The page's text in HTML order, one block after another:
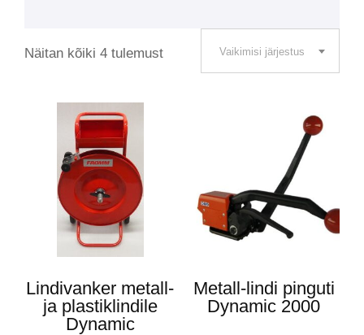
Näitan kõiki 4 tulemust Vaikimisi järjestus
Lindivanker metall-
ja plastiklindile
Dynamic
Metall-lindi pinguti
Dynamic 2000